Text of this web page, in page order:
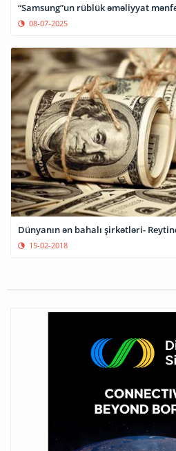
“Samsung”un rüblük əməliyyat
08-07-2025
Dünyanın ən bahalı şirkətləri-
15-02-2018